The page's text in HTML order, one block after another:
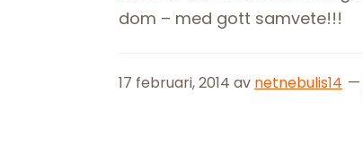
dom – med gott samvete!!!
17 februari, 2014 av netnebulis14